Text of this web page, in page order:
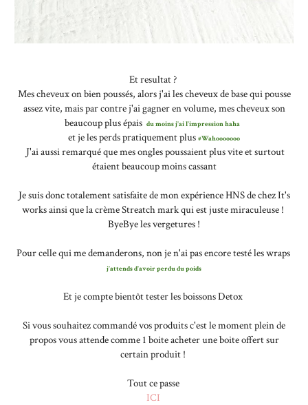
Et resultat ?
Mes cheveux on bien poussés, alors j'ai les cheveux de base qui pousse
assez vite, mais par contre j'ai gagner en volume, mes cheveux son
beaucoup plus épais du moins j'ai l'impression haha
et je les perds pratiquement plus #Wahooooooo
J'ai aussi remarqué que mes ongles poussaient plus vite et surtout
étaient beaucoup moins cassant
Je suis donc totalement satisfaite de mon expérience HNS de chez It's
works ainsi que la crème Streatch mark qui est juste miraculeuse !
ByeBye les vergetures !
Pour celle qui me demanderons, non je n'ai pas encore testé les wraps
j'attends d'avoir perdu du poids
Et je compte bientôt tester les boissons Detox
Si vous souhaitez commandé vos produits c'est le moment plein de
propos vous attende comme 1 boite acheter une boite offert sur
certain produit !
Tout ce passe
ICI